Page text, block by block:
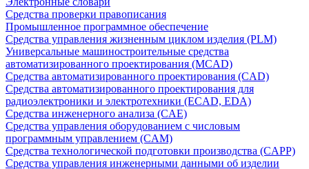
Средства проверки правописания
Промышленное программное обеспечение
Средства управления жизненным циклом изделия (PLM)
Универсальные машиностроительные средства
автоматизированного проектирования (MCAD)
Средства автоматизированного проектирования (CAD)
Средства автоматизированного проектирования для
радиоэлектроники и электротехники (ECAD, EDA)
Средства инженерного анализа (CAE)
Средства управления оборудованием с числовым
программным управлением (CAM)
Средства технологической подготовки производства (CAPP)
Средства управления инженерными данными об изделии